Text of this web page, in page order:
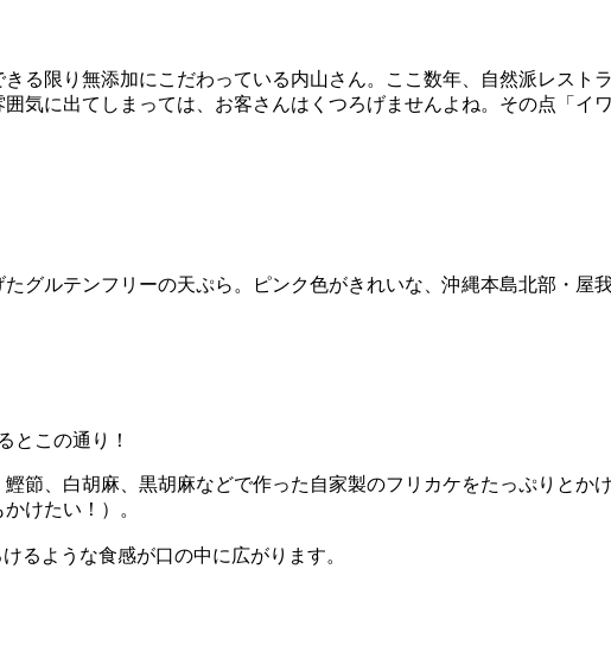
る限り無添加にこだわっている内山さん。ここ数年、自然派レスト
気に出てしまっては、お客さんはくつろげませんよね。その点「イ
グルテンフリーの天ぷら。ピンク色がきれいな、沖縄本島北部・屋
とこの通り！
節、白胡麻、黒胡麻などで作った自家製のフリカケをたっぷりとか
けたい！）。
るような食感が口の中に広がります。